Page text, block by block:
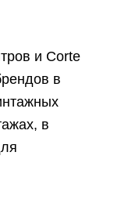
и Corte
в
в